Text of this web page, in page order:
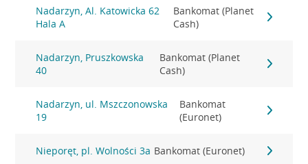
Nadarzyn, Al. Katowicka 62
Hala A
Bankomat (Planet
Cash)
Nadarzyn, Pruszkowska
40
Bankomat (Planet
Cash)
Nadarzyn, ul. Mszczonowska
19
Bankomat
(Euronet)
Nieporęt, pl. Wolności 3a Bankomat (Euronet)